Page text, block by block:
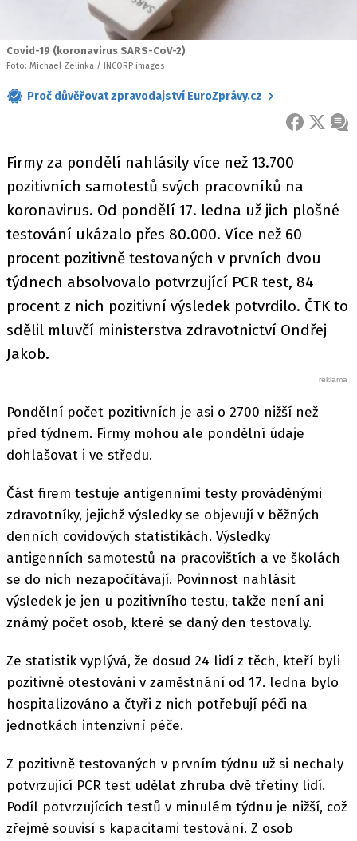
Covid-19 (koronavirus SARS-CoV-2)
Foto: Michael Zelinka / INCORP images
Proč důvěřovat zpravodajství EuroZprávy.cz
FACEBOOK
X
Firmy za pondělí nahlásily více než 13.700
pozitivních samotestů svých pracovníků na
koronavirus. Od pondělí 17. ledna už jich plošné
testování ukázalo přes 80.000. Více než 60
procent pozitivně testovaných v prvních dvou
týdnech absolvovalo potvrzující PCR test, 84
procent z nich pozitivní výsledek potvrdilo. ČTK to
sdělil mluvčí ministerstva zdravotnictví Ondřej
Jakob.
Pondělní počet pozitivních je asi o 2700 nižší než
před týdnem. Firmy mohou ale pondělní údaje
dohlašovat i ve středu.
Část firem testuje antigenními testy prováděnými
zdravotníky, jejichž výsledky se objevují v běžných
denních covidových statistikách. Výsledky
antigenních samotestů na pracovištích a ve školách
se do nich nezapočítávají. Povinnost nahlásit
výsledek je jen u pozitivního testu, takže není ani
známý počet osob, které se daný den testovaly.
Ze statistik vyplývá, že dosud 24 lidí z těch, kteří byli
pozitivně otestováni v zaměstnání od 17. ledna bylo
hospitalizováno a čtyři z nich potřebují péči na
jednotkách intenzivní péče.
Z pozitivně testovaných v prvním týdnu už si nechaly
potvrzující PCR test udělat zhruba dvě třetiny lidí.
Podíl potvrzujících testů v minulém týdnu je nižší, což
zřejmě souvisí s kapacitami testování. Z osob